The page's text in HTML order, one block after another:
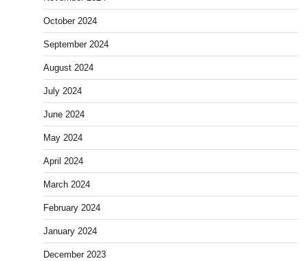
October 2024
September 2024
August 2024
July 2024
June 2024
May 2024
April 2024
March 2024
February 2024
January 2024
December 2023